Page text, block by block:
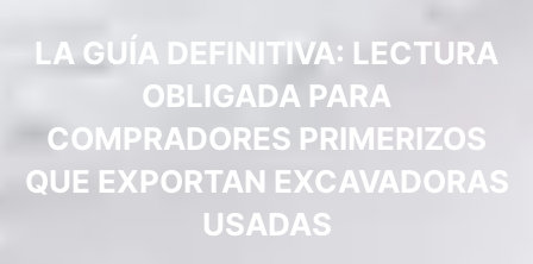
LA GUÍA DEFINITIVA: LECTURA
OBLIGADA PARA
COMPRADORES PRIMERIZOS
QUE EXPORTAN EXCAVADORAS
USADAS